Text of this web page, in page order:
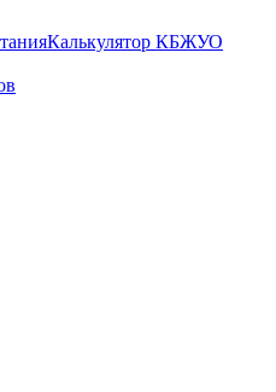
Калькулятор КБЖУО